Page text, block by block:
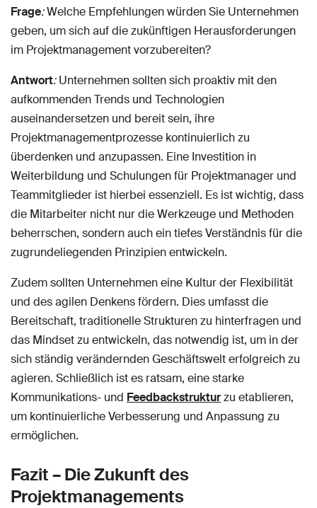
Frage:Welche Empfehlungen würden Sie Unternehmen
geben, um sich auf die zukünftigen Herausforderungen
im Projektmanagement vorzubereiten?
Antwort:Unternehmen sollten sich proaktiv mit den
aufkommenden Trends und Technologien
auseinandersetzen und bereit sein, ihre
Projektmanagementprozesse kontinuierlich zu
überdenken und anzupassen. Eine Investition in
Weiterbildung und Schulungen für Projektmanager und
Teammitglieder ist hierbei essenziell. Es ist wichtig, dass
die Mitarbeiter nicht nur die Werkzeuge und Methoden
beherrschen, sondern auch ein tiefes Verständnis für die
zugrundeliegenden Prinzipien entwickeln.
Zudem sollten Unternehmen eine Kultur der Flexibilität
und des agilen Denkens fördern. Dies umfasst die
Bereitschaft, traditionelle Strukturen zu hinterfragen und
das Mindset zu entwickeln, das notwendig ist, um in der
sich ständig verändernden Geschäftswelt erfolgreich zu
agieren. Schließlich ist es ratsam, eine starke
Kommunikations- und Feedbackstrukturzu etablieren,
um kontinuierliche Verbesserung und Anpassung zu
ermöglichen.
Fazit – Die Zukunft des
Projektmanagements